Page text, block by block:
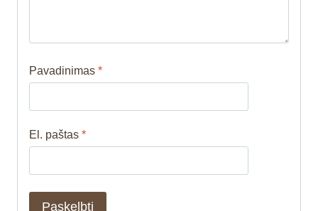
Pavadinimas *
El. paštas *